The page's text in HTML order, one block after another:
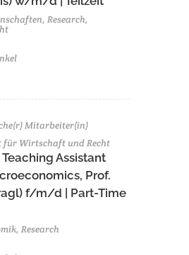
Research,
Mitarbeiter(in)
für Wirtschaft und Recht
Assistant
Prof.
f/m/d | Part-Time
Research